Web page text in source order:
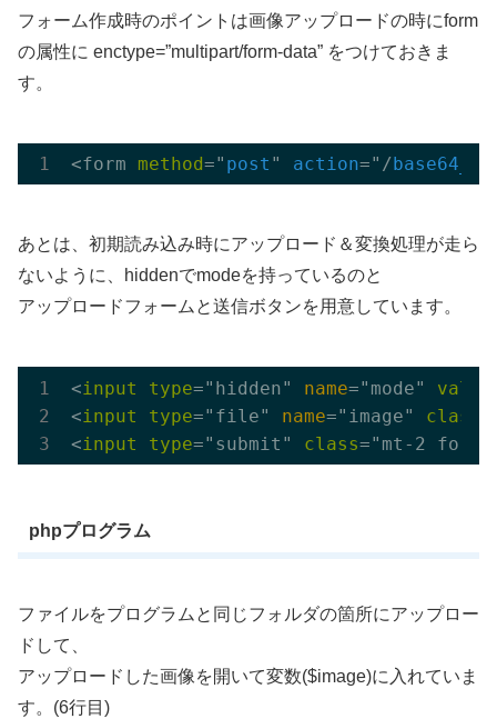
フォーム作成時のポイントは画像アップロードの時にform
の属性に enctype=”multipart/form-data” をつけておきま
す。
<form method=" post " action="/
あとは、初期読み込み時にアップロード＆変換処理が走ら
ないように、hiddenでmodeを持っているのと
アップロードフォームと送信ボタンを用意しています。
<input type="hidden" name="mode" value
<input type="file" name="image" class
<input type="submit" class="mt-2
phpプログラム
ファイルをプログラムと同じフォルダの箇所にアップロー
ドして、
アップロードした画像を開いて変数($image)に入れていま
す。(6行目)